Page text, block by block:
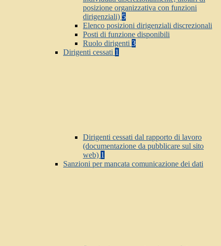
posizione organizzativa con funzioni
dirigenziali) 5
Elenco posizioni dirigenziali discrezionali
Posti di funzione disponibili
Ruolo dirigenti 3
Dirigenti cessati 1
Dirigenti cessati dal rapporto di lavoro
(documentazione da pubblicare sul sito
web) 1
Sanzioni per mancata comunicazione dei dati